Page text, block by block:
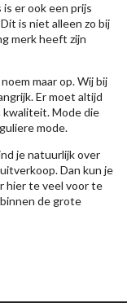
er ook een prijs
is niet alleen zo bij
merk heeft zijn
maar op. Wij bij
Er moet altijd
kwaliteit. Mode die
mode.
je natuurlijk over
Dan kun je
hier te veel voor te
de grote